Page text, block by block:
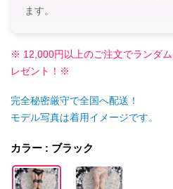
ます。
※ 12,000円以上のご注文でランダ
レゼント！※
完全秘密厳守で全国へ配送！
モデル写真は着用イメージです。
カラー : ブラック